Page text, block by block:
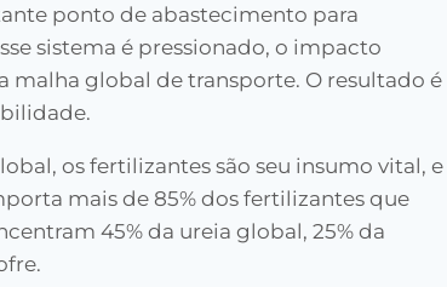
ponto de abastecimento para
sistema é pressionado, o impacto
malha global de transporte. O resultado é
os fertilizantes são seu insumo vital, e
mais de 85% dos fertilizantes que
45% da ureia global, 25% da